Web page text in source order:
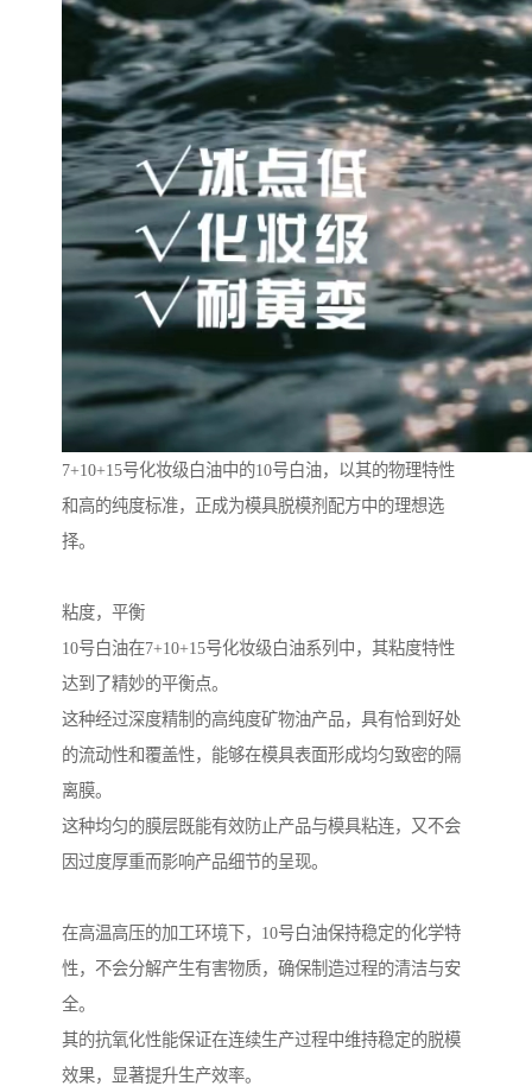
7+10+15号化妆级白油中的10号白油，以其的物理特性
和高的纯度标准，正成为模具脱模剂配方中的理想选
择。
粘度，平衡
10号白油在7+10+15号化妆级白油系列中，其粘度特性
达到了精妙的平衡点。
这种经过深度精制的高纯度矿物油产品，具有恰到好处
的流动性和覆盖性，能够在模具表面形成均匀致密的隔
离膜。
这种均匀的膜层既能有效防止产品与模具粘连，又不会
因过度厚重而影响产品细节的呈现。
在高温高压的加工环境下，10号白油保持稳定的化学特
性，不会分解产生有害物质，确保制造过程的清洁与安
全。
其的抗氧化性能保证在连续生产过程中维持稳定的脱模
效果，显著提升生产效率。